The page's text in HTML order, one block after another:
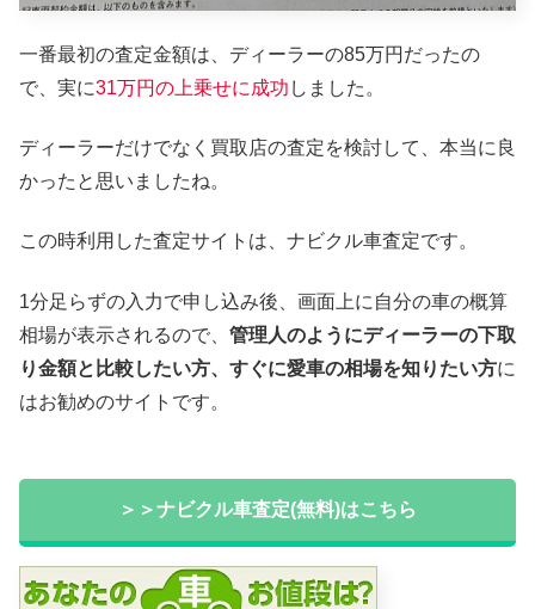
一番最初の査定金額は、ディーラーの85万円だったの
で、実に31万円の上乗せに成功 しました。
ディーラーだけでなく買取店の査定を検討して、本当に良
かったと思いましたね。
この時利用した査定サイトは、ナビクル車査定です。
1分足らずの入力で申し込み後、画面上に自分の車の概算
相場が表示されるので、 管理人のようにディーラーの下取
り金額と比較したい方、すぐに愛車の相場を知りたい方に
はお勧めのサイトです。
＞＞ナビクル車査定(無料)はこちら